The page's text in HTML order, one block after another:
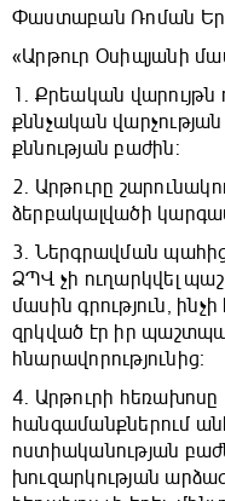
Փաստաբան Ռոման
«Արթուր Օսիպյանի
1. Քրեական
քննչական
քննության բաժին:
2. Արթուրը
ձերբակալվածի
3. Ներգրավման
ՁՊՎ չի ուղարկվել
մասին գրություն,
զրկված էր իր
հնարավորությունից։
4. Արթուրի
հանգամանքներում
ոստիականության
խուզարկության